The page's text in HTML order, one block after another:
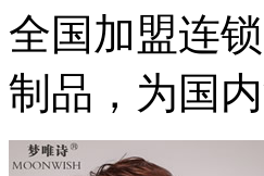
全国加盟连
制品，为国